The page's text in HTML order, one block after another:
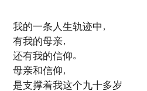
我的一条人生轨迹中，
有我的母亲，
还有我的信仰。
母亲和信仰，
是支撑着我这个九十多岁